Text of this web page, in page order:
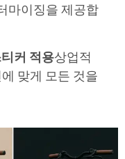
마이징을 제공합
커 적용상업적
맞게 모든 것을